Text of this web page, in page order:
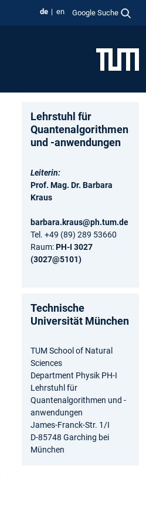
de en Google Suche
Lehrstuhl für
Quantenalgorithmen
und -anwendungen
Leiterin:
Prof. Mag. Dr. Barbara
Kraus
barbara.kraus@ph.tum.de
Tel. +49 (89) 289 53660
Raum:PH-I 3027
(3027@5101)
Technische
Universität München
TUM School of Natural
Sciences
Department Physik PH-I
Lehrstuhl für
Quantenalgorithmen und -
anwendungen
James-Franck-Str. 1/I
D-85748 Garching bei
München